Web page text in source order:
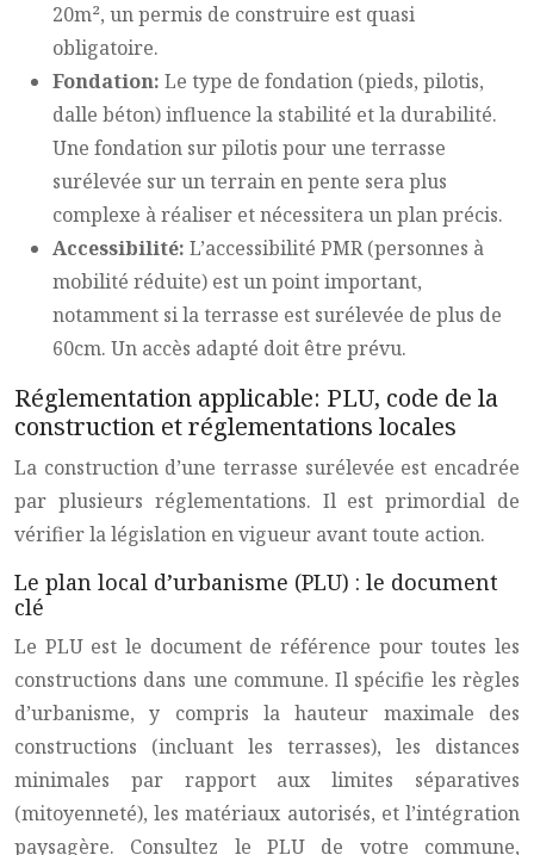
20m², un permis de construire est quasi
obligatoire.
Fondation: Le type de fondation (pieds, pilotis,
dalle béton) influence la stabilité et la durabilité.
Une fondation sur pilotis pour une terrasse
surélevée sur un terrain en pente sera plus
complexe à réaliser et nécessitera un plan précis.
Accessibilité: L’accessibilité PMR (personnes à
mobilité réduite) est un point important,
notamment si la terrasse est surélevée de plus de
60cm. Un accès adapté doit être prévu.
Réglementation applicable: PLU, code de la
construction et réglementations locales
La construction d’une terrasse surélevée est encadrée
par plusieurs réglementations. Il est primordial de
vérifier la législation en vigueur avant toute action.
Le plan local d’urbanisme (PLU) : le document
clé
Le PLU est le document de référence pour toutes les
constructions dans une commune. Il spécifie les règles
d’urbanisme, y compris la hauteur maximale des
constructions (incluant les terrasses), les distances
minimales par rapport aux limites séparatives
(mitoyenneté), les matériaux autorisés, et l’intégration
paysagère. Consultez le PLU de votre commune,